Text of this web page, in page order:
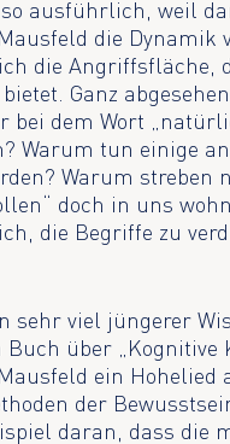
ausführlich, weil
die Dynamik
die Angriffsfläche,
Ganz
bei dem Wort
Warum tun einige
Warum streben
doch in uns
die Begriffe zu
sehr viel jüngerer
Buch über
ein Hohelied
der
daran, dass die